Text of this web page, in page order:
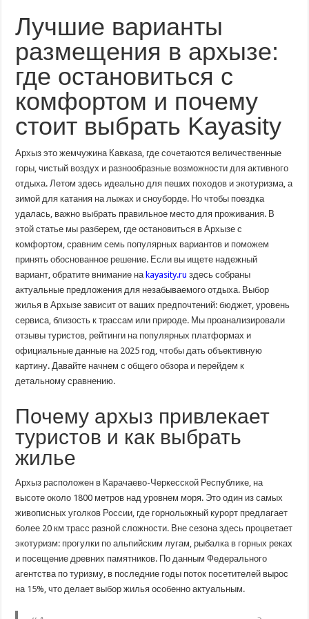
в
архызе:
остановиться
и
почему
стоит
выбрать
Лучшие варианты
размещения в архызе:
где остановиться с
комфортом и почему
стоит выбрать Kayasity
Архыз это жемчужина Кавказа, где сочетаются величественные
горы, чистый воздух и разнообразные возможности для активного
отдыха. Летом здесь идеально для пеших походов и экотуризма, а
зимой для катания на лыжах и сноуборде. Но чтобы поездка
удалась, важно выбрать правильное место для проживания. В
этой статье мы разберем, где остановиться в Архызе с
комфортом, сравним семь популярных вариантов и поможем
принять обоснованное решение. Если вы ищете надежный
вариант, обратите внимание на kayasity.ru здесь собраны
актуальные предложения для незабываемого отдыха. Выбор
жилья в Архызе зависит от ваших предпочтений: бюджет, уровень
сервиса, близость к трассам или природе. Мы проанализировали
отзывы туристов, рейтинги на популярных платформах и
официальные данные на 2025 год, чтобы дать объективную
картину. Давайте начнем с общего обзора и перейдем к
детальному сравнению.
Почему архыз привлекает
туристов и как выбрать
жилье
Архыз расположен в Карачаево-Черкесской Республике, на
высоте около 1800 метров над уровнем моря. Это один из самых
живописных уголков России, где горнолыжный курорт предлагает
более 20 км трасс разной сложности. Вне сезона здесь процветает
экотуризм: прогулки по альпийским лугам, рыбалка в горных реках
и посещение древних памятников. По данным Федерального
агентства по туризму, в последние годы поток посетителей вырос
на 15%, что делает выбор жилья особенно актуальным.